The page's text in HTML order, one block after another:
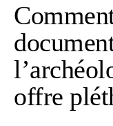
offre